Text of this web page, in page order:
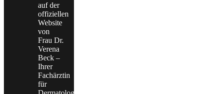
auf der
offiziellen
Website
von
Frau Dr.
Verena
Beck –
Ihrer
Fachärztin
für